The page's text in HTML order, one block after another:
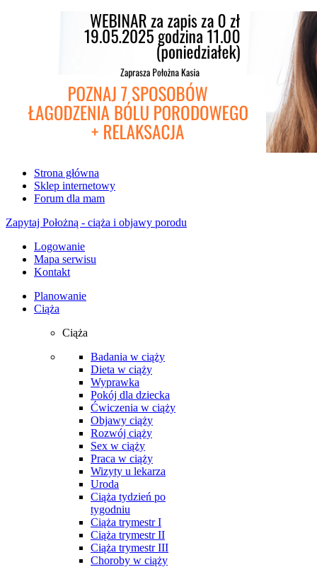
Strona główna
Sklep internetowy
Forum dla mam
Zapytaj Położną - ciąża i objawy porodu
Logowanie
Mapa serwisu
Kontakt
Planowanie
Ciąża
Ciąża
Badania w ciąży
Dieta w ciąży
Wyprawka
Pokój dla dziecka
Ćwiczenia w ciąży
Objawy ciąży
Rozwój ciąży
Sex w ciąży
Praca w ciąży
Wizyty u lekarza
Uroda
Ciąża tydzień po
tygodniu
Ciąża trymestr I
Ciąża trymestr II
Ciąża trymestr III
Choroby w ciąży